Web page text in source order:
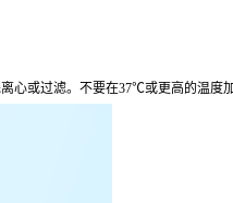
心或过滤。不要在37℃或更高的温度加